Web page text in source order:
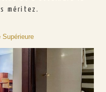
méritez.
Supérieure